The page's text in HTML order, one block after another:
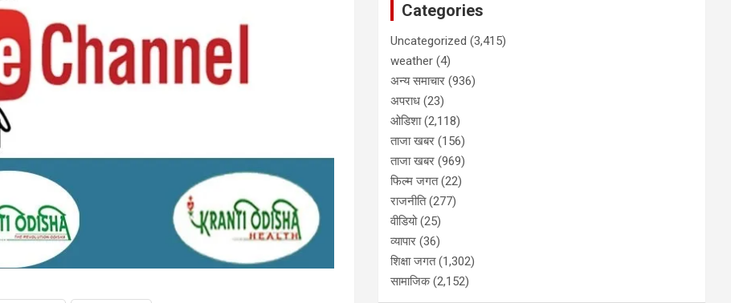
Categories
Uncategorized (3,415)
weather (4)
अन्य समाचार (936)
अपराध (23)
ओडिशा(2,118)
ताजा खबर (156)
ताजा खबर (969)
फिल्म जगत(22)
राजनीति(277)
वीडियो(25)
व्यापार (36)
शिक्षा जगत(1,302)
सामाजिक(2,152)